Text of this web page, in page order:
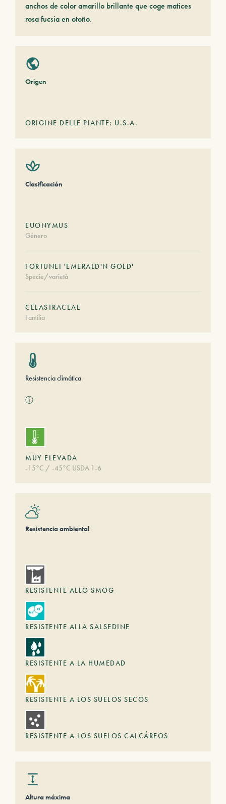
anchos de color amarillo brillante que coge matices
rosa fucsia en otoño.
Origen
ORIGINE DELLE PIANTE: U.S.A.
Clasificación
EUONYMUS
Género
FORTUNEI 'EMERALD'N GOLD'
Specie/varietà
CELASTRACEAE
Familia
Resistencia climática
ⓘ
MUY ELEVADA
-15°C / -45°C USDA 1-6
Resistencia ambiental
RESISTENTE ALLO SMOG
RESISTENTE ALLA SALSEDINE
RESISTENTE A LA HUMEDAD
RESISTENTE A LOS SUELOS SECOS
RESISTENTE A LOS SUELOS CALCÁREOS
Altura máxima